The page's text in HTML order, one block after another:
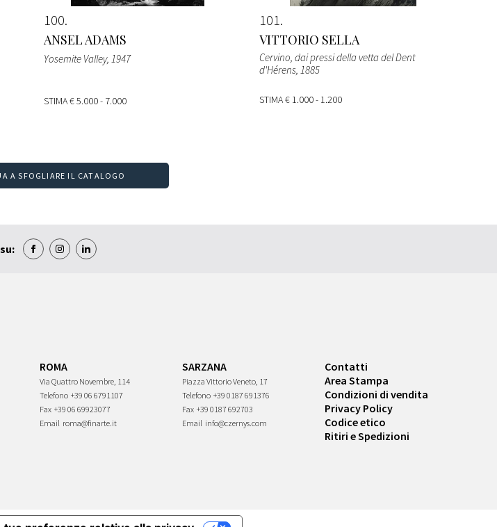
100
ANSEL ADAMS
Yosemite Valley, 1947
STIMA€ 5.000 - 7.000
101
VITTORIO SELLA
Cervino, dai pressi della vetta del Dent
d'Hérens, 1885
STIMA€ 1.000 - 1.200
A SFOGLIARE IL CATALOGO
ROMA
Via Quattro Novembre, 114
Telefono +39 06 6791107
Fax +39 06 69923077
Email roma@finarte.it
SARZANA
Piazza Vittorio Veneto, 17
Telefono +39 0187 691376
Fax +39 0187 692703
Email info@czernys.com
Contatti
Area Stampa
Condizioni di vendita
Privacy Policy
Codice etico
Ritiri e Spedizioni